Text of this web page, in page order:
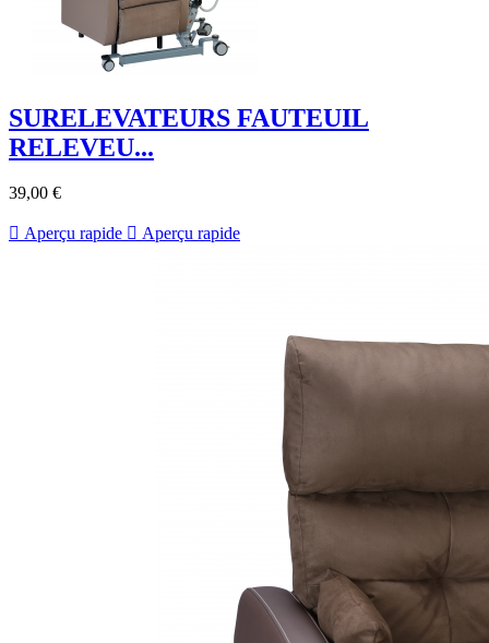
SURELEVATEURS FAUTEUIL
RELEVEU...
39,00 €
 Aperçu rapide  Aperçu rapide